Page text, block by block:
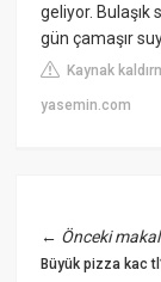
geliyor.
gün çamaşır
Kaynak
yasemin.com
← Önceki
Büyük pizza kac